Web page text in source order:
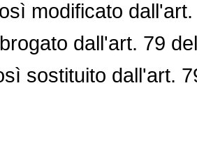
modificato
dall'art. 79
sostituito dall'art.